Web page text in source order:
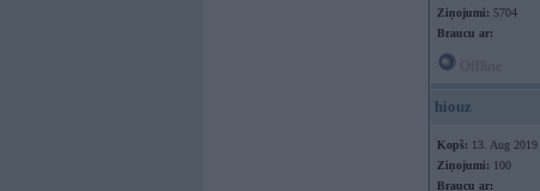
Ziņojumi: 5704
Braucu ar:
hiouz
Kopš: 13. Aug 2019
Ziņojumi: 100
Braucu ar: